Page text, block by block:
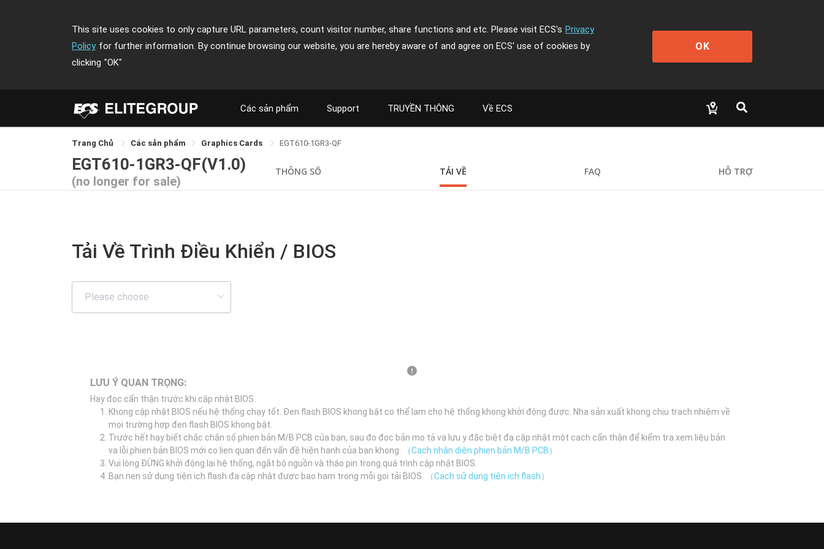
This site uses cookies to only capture URL parameters, count visitor number, share functions and etc. Please visit ECS's Privacy
Policy for further information. By continue browsing our website, you are hereby aware of and agree on ECS' use of cookies by
clicking "OK"
OK
Các sản phẩm Support TRUYỀN THÔNG Về ECS
Trang Chủ Các sản phẩm Graphics Cards EGT610-1GR3-QF
EGT610-1GR3-QF(V1.0)
(no longer for sale)
THÔNG SỐ TẢI VỀ FAQ HỖ TRỢ
Tải Về Trình Điều Khiển / BIOS
LƯU Ý QUAN TRỌNG:
Hay đọc cẩn thận trước khi cập nhật BIOS.
Khong cập nhật BIOS nếu hệ thống chạy tốt. Đen flash BIOS khong bật co thể lam cho hệ thống khong khởi động được. Nha sản xuất khong chịu trach nhiệm về
mọi trường hợp đen flash BIOS khong bật.
Trước hết hay biết chắc chắn số phien bản M/B PCB của bạn, sau đo đọc bản mo tả va lưu y đặc biệt đa cập nhật một cach cẩn thận để kiểm tra xem liệu bản
va lỗi phien bản BIOS mới co lien quan đến vấn đề hiện hanh của bạn khong.
（Cach nhận diện phien bản M/B PCB）
Vui lòng ĐỪNG khởi động lại hệ thống, ngắt bộ nguồn và tháo pin trong quá trình cập nhật BIOS.
Bạn nen sử dụng tiện ich flash đa cập nhật được bao ham trong mỗi goi tải BIOS.
（Cach sử dụng tiện ich flash）